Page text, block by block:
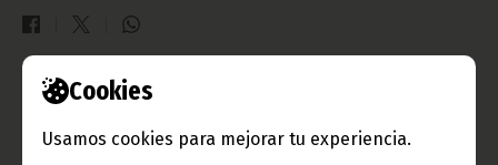
Cookies
Usamos cookies para mejorar tu experiencia.
Gobierno e Instituciones